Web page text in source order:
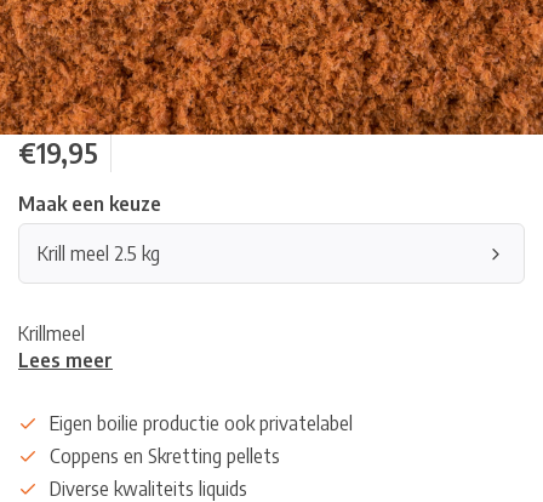
€19,95
Maak een keuze
Krill meel 2.5 kg
Krillmeel
Lees meer
Eigen boilie productie ook privatelabel
Coppens en Skretting pellets
Diverse kwaliteits liquids